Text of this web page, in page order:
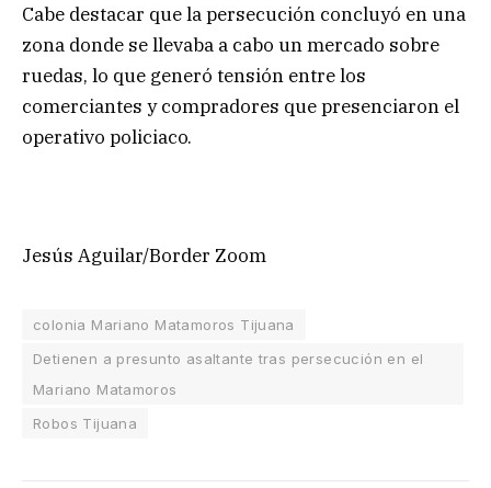
Cabe destacar que la persecución concluyó en una
zona donde se llevaba a cabo un mercado sobre
ruedas, lo que generó tensión entre los
comerciantes y compradores que presenciaron el
operativo policiaco.
Jesús Aguilar/Border Zoom
colonia Mariano Matamoros Tijuana
Detienen a presunto asaltante tras persecución en el
Mariano Matamoros
Robos Tijuana